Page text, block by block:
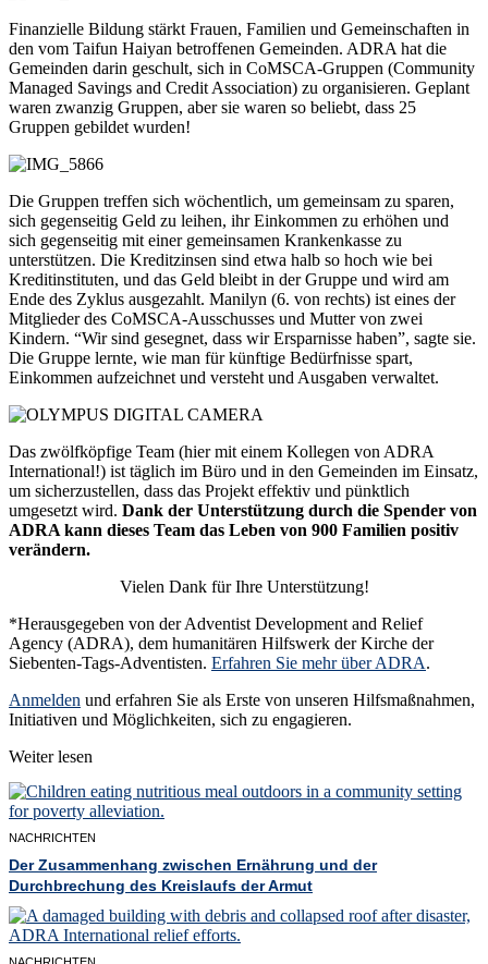
Finanzielle Bildung stärkt Frauen, Familien und Gemeinschaften in
den vom Taifun Haiyan betroffenen Gemeinden. ADRA hat die
Gemeinden darin geschult, sich in CoMSCA-Gruppen (Community
Managed Savings and Credit Association) zu organisieren. Geplant
waren zwanzig Gruppen, aber sie waren so beliebt, dass 25
Gruppen gebildet wurden!
Die Gruppen treffen sich wöchentlich, um gemeinsam zu sparen,
sich gegenseitig Geld zu leihen, ihr Einkommen zu erhöhen und
sich gegenseitig mit einer gemeinsamen Krankenkasse zu
unterstützen. Die Kreditzinsen sind etwa halb so hoch wie bei
Kreditinstituten, und das Geld bleibt in der Gruppe und wird am
Ende des Zyklus ausgezahlt. Manilyn (6. von rechts) ist eines der
Mitglieder des CoMSCA-Ausschusses und Mutter von zwei
Kindern. “Wir sind gesegnet, dass wir Ersparnisse haben”, sagte sie.
Die Gruppe lernte, wie man für künftige Bedürfnisse spart,
Einkommen aufzeichnet und versteht und Ausgaben verwaltet.
Das zwölfköpfige Team (hier mit einem Kollegen von ADRA
International!) ist täglich im Büro und in den Gemeinden im Einsatz,
um sicherzustellen, dass das Projekt effektiv und pünktlich
umgesetzt wird. Dank der Unterstützung durch die Spender von
ADRA kann dieses Team das Leben von 900 Familien positiv
verändern.
Vielen Dank für Ihre Unterstützung!
*Herausgegeben von der Adventist Development and Relief
Agency (ADRA), dem humanitären Hilfswerk der Kirche der
Siebenten-Tags-Adventisten. Erfahren Sie mehr über ADRA.
Anmelden und erfahren Sie als Erste von unseren Hilfsmaßnahmen,
Initiativen und Möglichkeiten, sich zu engagieren.
Weiter lesen
NACHRICHTEN
Der Zusammenhang zwischen Ernährung und der
Durchbrechung des Kreislaufs der Armut